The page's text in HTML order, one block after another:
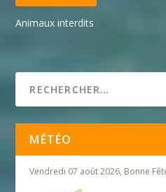
Animaux interdits
MÉTÉO
Vendredi 07 août 2026, Bonne